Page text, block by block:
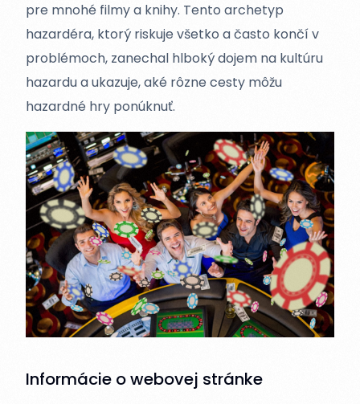
pre mnohé filmy a knihy. Tento archetyp
hazardéra, ktorý riskuje všetko a často končí v
problémoch, zanechal hlboký dojem na kultúru
hazardu a ukazuje, aké rôzne cesty môžu
hazardné hry ponúknuť.
Informácie o webovej stránke